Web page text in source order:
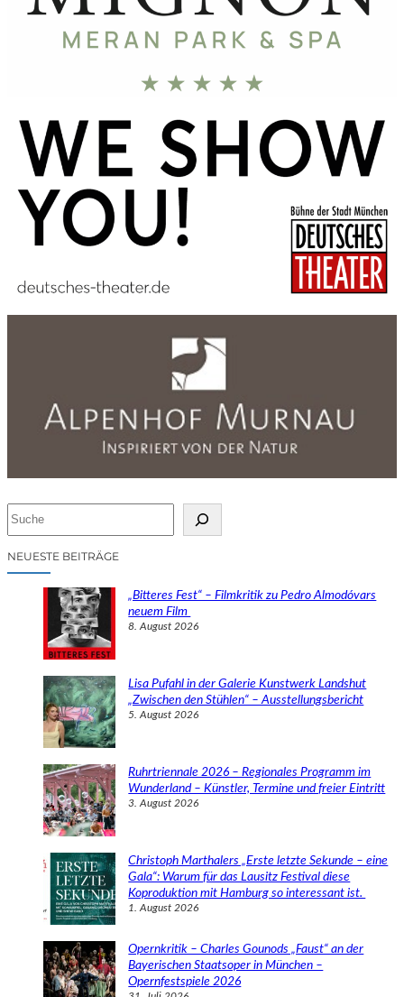
NEUESTE BEITRÄGE
„Bitteres Fest“ – Filmkritik zu Pedro Almodóvars
neuem Film
8. August 2026
Lisa Pufahl in der Galerie Kunstwerk Landshut
„Zwischen den Stühlen“ – Ausstellungsbericht
5. August 2026
Ruhrtriennale 2026 – Regionales Programm im
Wunderland – Künstler, Termine und freier Eintritt
3. August 2026
Christoph Marthalers „Erste letzte Sekunde – eine
Gala“: Warum für das Lausitz Festival diese
Koproduktion mit Hamburg so interessant ist.
1. August 2026
Opernkritik – Charles Gounods „Faust“ an der
Bayerischen Staatsoper in München –
Opernfestspiele 2026